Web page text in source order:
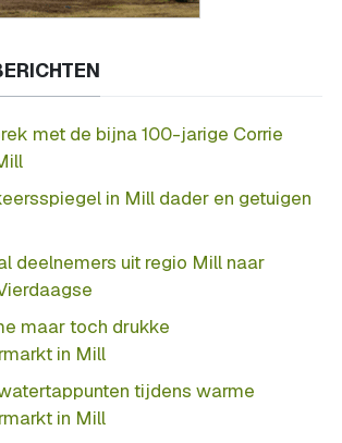
met de bijna 100-jarige Corrie
in Mill dader en getuigen
deelnemers uit regio Mill naar
maar toch drukke
in Mill
tijdens warme
in Mill